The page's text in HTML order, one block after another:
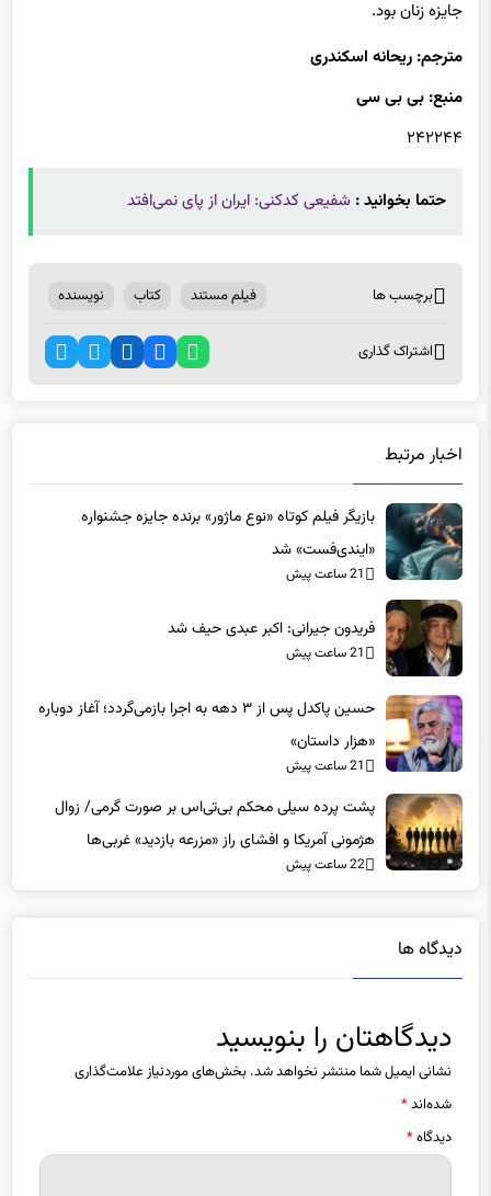
جایزه زنان بود.
مترجم: ریحانه اسکندری
منبع: بی بی سی
۲۴۲۲۴۴
حتما بخوانید : شفیعی کدکنی: ایران از پای نمی‌افتد
برچسب ها فیلم مستند کتاب نویسنده
اشتراک گذاری
اخبار مرتبط
بازیگر فیلم کوتاه «نوع ماژور» برنده جایزه جشنواره
«ایندی‌فست» شد
21 ساعت پیش
فریدون جیرانی: اکبر عبدی حیف شد
21 ساعت پیش
حسین پاکدل پس از ۳ دهه به اجرا بازمی‌گردد؛ آغاز دوباره
«هزار داستان»
21 ساعت پیش
پشت پرده سیلی محکم بی‌تی‌اس بر صورت گرمی/ زوال
هژمونی آمریکا و افشای راز «مزرعه بازدید» غربی‌ها
22 ساعت پیش
دیدگاه ها
دیدگاهتان را بنویسید
نشانی ایمیل شما منتشر نخواهد شد. بخش‌های موردنیاز علامت‌گذاری
شده‌اند*
دیدگاه*